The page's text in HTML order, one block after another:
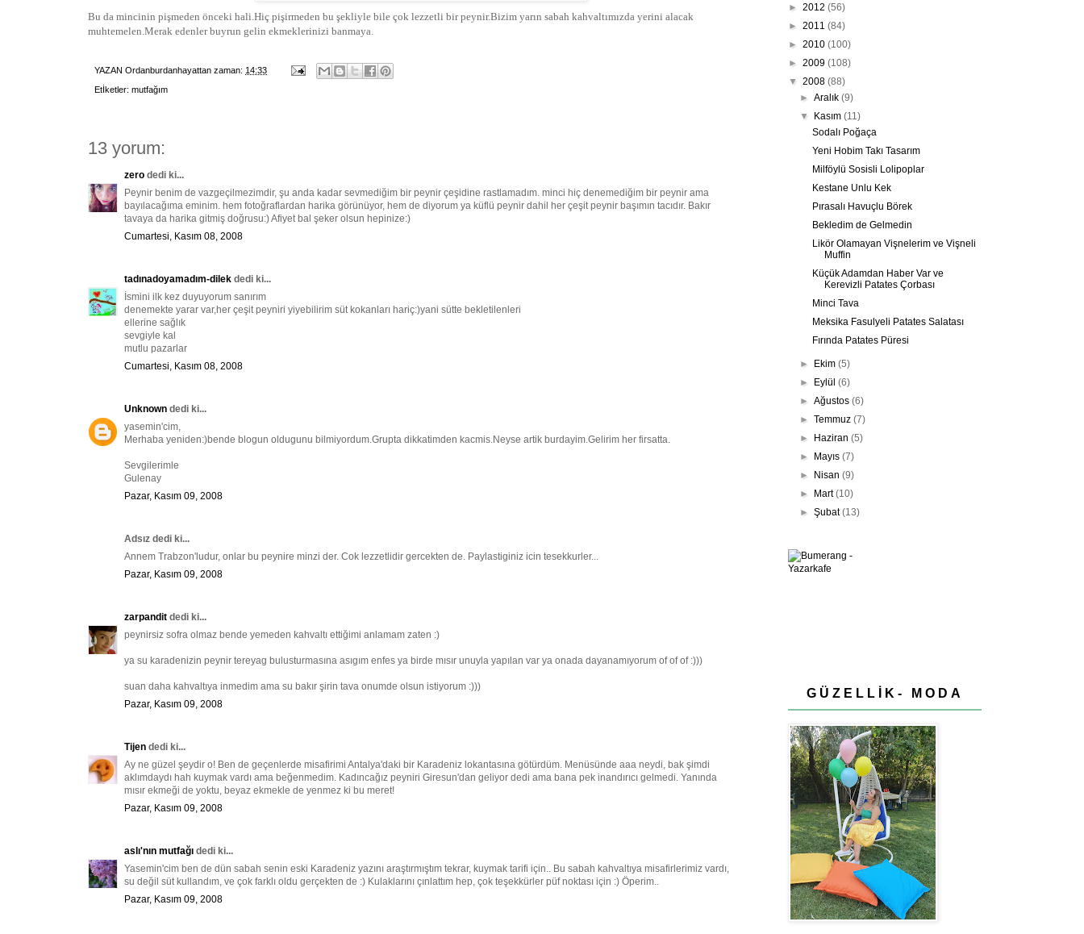
Bu da mincinin pişmeden önceki hali.Hiç pişirmeden bu şekliyle bile çok lezzetli bir peynir.Bizim yarın sabah kahvaltımızda yerini alacak
muhtemelen.Merak edenler buyrun gelin ekmeklerinizi banmaya.
YAZAN Ordanburdanhayattan zaman: 14:33
Etİketler: mutfağım
13 yorum:
zero dedi ki...
Peynir benim de vazgeçilmezimdir, şu anda kadar sevmediğim bir peynir çeşidine rastlamadım. minci hiç denemediğim bir peynir ama
bayılacağıma eminim. hem fotoğraflardan harika görünüyor, hem de diyorum ya küflü peynir dahil her çeşit peynir başımın tacıdır. Bakır
tavaya da harika gitmiş doğrusu:) Afiyet bal şeker olsun hepinize:)
Cumartesi, Kasım 08, 2008
tadınadoyamadım-dilek dedi ki...
İsmini ilk kez duyuyorum sanırım
denemekte yarar var,her çeşit peyniri yiyebilirim süt kokanları hariç:)yani sütte bekletilenleri
ellerine sağlık
sevgiyle kal
mutlu pazarlar
Cumartesi, Kasım 08, 2008
Unknown dedi ki...
yasemin'cim,
Merhaba yeniden:)bende blogun oldugunu bilmiyordum.Grupta dikkatimden kacmis.Neyse artik burdayim.Gelirim her firsatta.
Sevgilerimle
Gulenay
Pazar, Kasım 09, 2008
Adsız dedi ki...
Annem Trabzon'ludur, onlar bu peynire minzi der. Cok lezzetlidir gercekten de. Paylastiginiz icin tesekkurler...
Pazar, Kasım 09, 2008
zarpandit dedi ki...
peynirsiz sofra olmaz bende yemeden kahvaltı ettiğimi anlamam zaten :)
ya su karadenizin peynir tereyag bulusturmasına asıgım enfes ya birde mısır unuyla yapılan var ya onada dayanamıyorum of of of :)))
suan daha kahvaltıya inmedim ama su bakır şirin tava onumde olsun istiyorum :)))
Pazar, Kasım 09, 2008
Tijen dedi ki...
Ay ne güzel şeydir o! Ben de geçenlerde misafirimi Antalya'daki bir Karadeniz lokantasına götürdüm. Menüsünde aaa neydi, bak şimdi
aklımdaydı hah kuymak vardı ama beğenmedim. Kadıncağız peyniri Giresun'dan geliyor dedi ama bana pek inandırıcı gelmedi. Yanında
mısır ekmeği de yoktu, beyaz ekmekle de yenmez ki bu meret!
Pazar, Kasım 09, 2008
aslı'nın mutfağı dedi ki...
Yasemin'cim ben de dün sabah senin eski Karadeniz yazını araştırmıştım tekrar, kuymak tarifi için.. Bu sabah kahvaltıya misafirlerimiz vardı,
su değil süt kullandım, ve çok farklı oldu gerçekten de :) Kulaklarını çınlattım hep, çok teşekkürler püf noktası için :) Öperim..
Pazar, Kasım 09, 2008
► 2012 (56)
► 2011 (84)
► 2010 (100)
► 2009 (108)
▼ 2008 (88)
►Aralık(9)
▼ Kasım(11)
Sodalı Poğaça
Yeni Hobim Takı Tasarım
Milföylü Sosisli Lolipoplar
Kestane Unlu Kek
Pırasalı Havuçlu Börek
Bekledim de Gelmedin
Likör Olamayan Vişnelerim ve Vişneli
Muffin
Küçük Adamdan Haber Var ve
Kerevizli Patates Çorbası
Minci Tava
Meksika Fasulyeli Patates Salatası
Fırında Patates Püresi
► Ekim(5)
► Eylül(6)
►Ağustos(6)
►Temmuz(7)
► Haziran(5)
► Mayıs(7)
► Nisan(9)
► Mart(10)
►Şubat(13)
GÜZELLİK- MODA